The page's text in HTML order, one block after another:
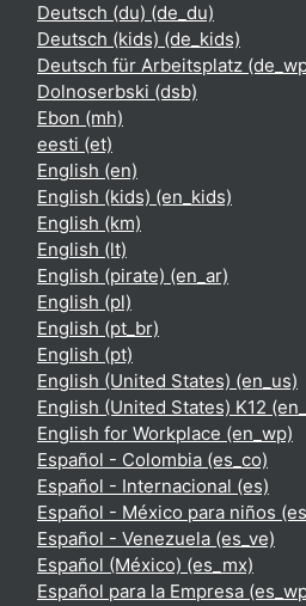
Deutsch (du) ‎(de_du)‎
Deutsch (kids) ‎(de_kids)‎
Deutsch für Arbeitsplatz
Dolnoserbski ‎(dsb)‎
Ebon ‎(mh)‎
eesti ‎(et)‎
English ‎(en)‎
English (kids) ‎(en_kids)‎
English ‎(km)‎
English ‎(lt)‎
English (pirate) ‎(en_ar)‎
English ‎(pl)‎
English ‎(pt_br)‎
English ‎(pt)‎
English (United States) ‎(en_us)‎
English (United States) K12
English for Workplace ‎(en_wp)‎
Español - Colombia ‎(es_co)‎
Español - Internacional ‎(es)‎
Español - México para niños
Español - Venezuela ‎(es_ve)‎
Español (México) ‎(es_mx)‎
Español para la Empresa